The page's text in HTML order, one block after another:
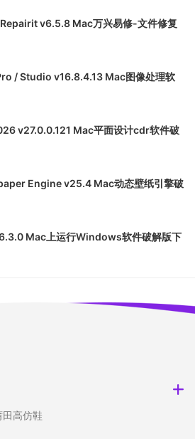
v6.5.8 Mac万兴易修-文件修复
/ Studio v16.8.4.13 Mac图像处理软
v27.0.0.121 Mac平面设计cdr软件破
Engine v25.4 Mac动态壁纸引擎破
Mac上运行Windows软件破解版下
田高仿鞋